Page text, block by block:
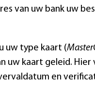
van uw bank uw
uw type kaart (
uw kaart geleid. Hier
en